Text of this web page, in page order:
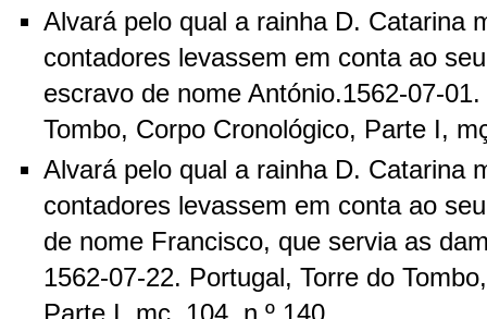
Alvará pelo qual a rainha D. Catarina
contadores levassem em conta ao
escravo de nome António.1562-07-
Tombo, Corpo Cronológico, Parte I,
Alvará pelo qual a rainha D. Catarina
contadores levassem em conta ao
de nome Francisco, que servia as
1562-07-22. Portugal, Torre do